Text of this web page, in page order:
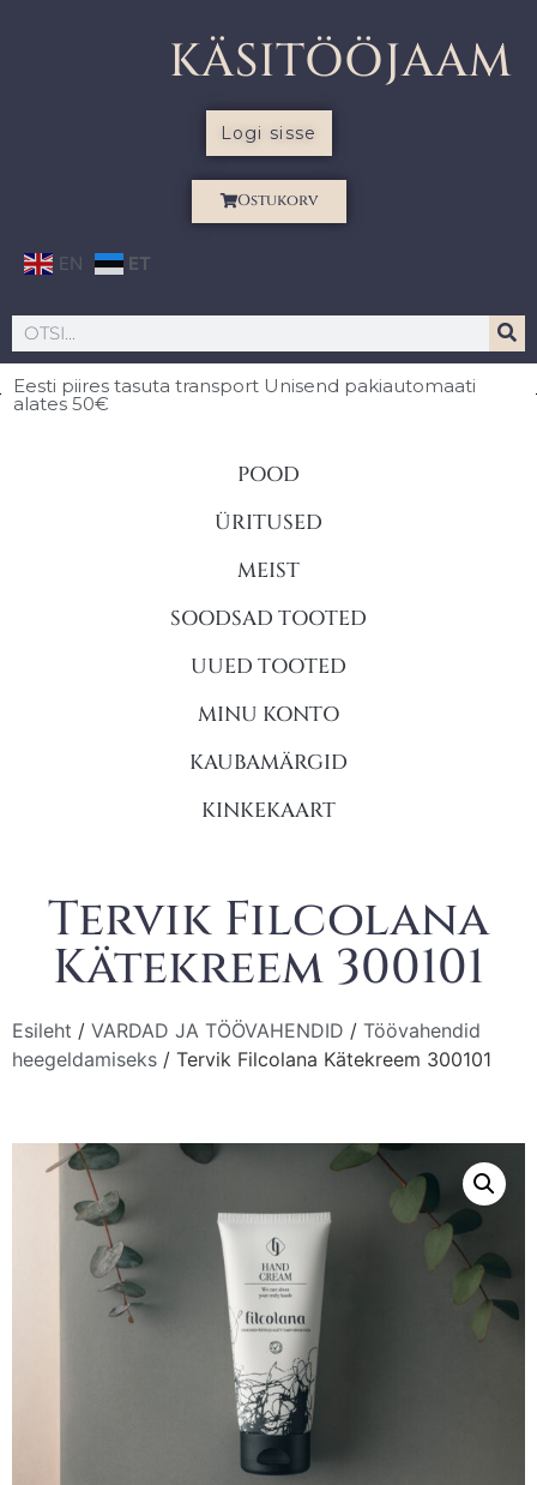
KÄSITÖÖJAAM
Logi sisse
Ostukorv
EN ET
Eesti piires tasuta transport Unisend pakiautomaati
alates 50€
POOD
ÜRITUSED
MEIST
SOODSAD TOOTED
UUED TOOTED
MINU KONTO
KAUBAMÄRGID
KINKEKAART
Tervik Filcolana
Kätekreem 300101
Esileht / VARDAD JA TÖÖVAHENDID / Töövahendid
heegeldamiseks / Tervik Filcolana Kätekreem 300101